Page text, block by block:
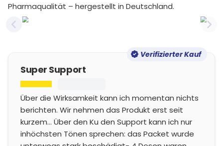
Pharmaqualität – hergestellt in Deutschland.
Previous slide
Verifizierter Kauf
Super Support
Über die Wirksamkeit kann ich momentan nichts
berichten. Wir nehmen das Produkt erst seit
kurzem... Über den Ku den Support kann ich nur
inhöchsten Tönen sprechen: das Packet wurde